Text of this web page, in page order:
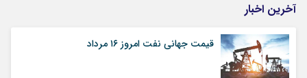
آخرین اخبار
قیمت جهانی نفت امروز ۱۶ مرداد